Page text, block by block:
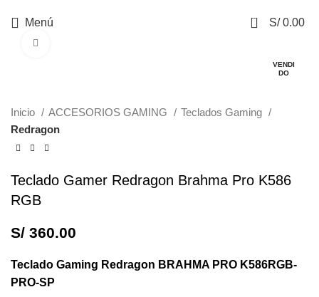
Menú 0 S/0.00
VENDI
DO
Inicio ACCESORIOS GAMING
Teclados Gaming
Redragon
Teclado Gamer Redragon Brahma Pro K586
RGB
S/ 360.00
Teclado Gaming Redragon BRAHMA PRO K586RGB-
PRO-SP